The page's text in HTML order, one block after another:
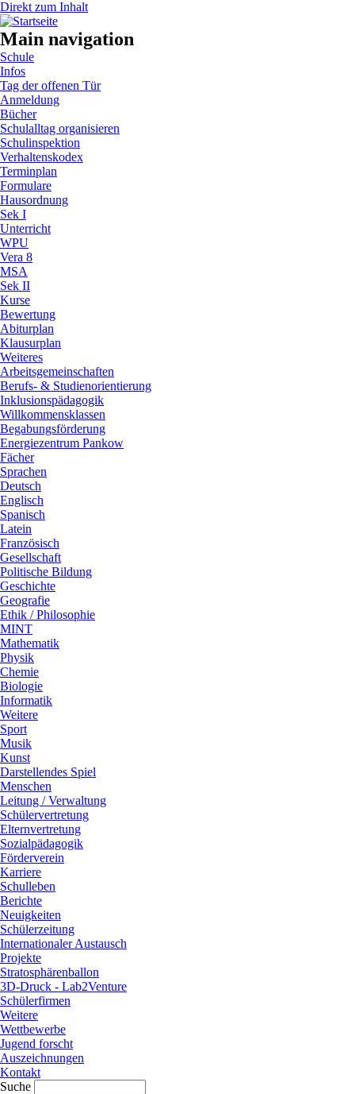
Direkt zum Inhalt
Main navigation
Schule
Infos
Tag der offenen Tür
Anmeldung
Bücher
Schulalltag organisieren
Schulinspektion
Verhaltenskodex
Terminplan
Formulare
Hausordnung
Sek I
Unterricht
WPU
Vera 8
MSA
Sek II
Kurse
Bewertung
Abiturplan
Klausurplan
Weiteres
Arbeitsgemeinschaften
Berufs- & Studienorientierung
Inklusionspädagogik
Willkommensklassen
Begabungsförderung
Energiezentrum Pankow
Fächer
Sprachen
Deutsch
Englisch
Spanisch
Latein
Französisch
Gesellschaft
Politische Bildung
Geschichte
Geografie
Ethik / Philosophie
MINT
Mathematik
Physik
Chemie
Biologie
Informatik
Weitere
Sport
Musik
Kunst
Darstellendes Spiel
Menschen
Leitung / Verwaltung
Schülervertretung
Elternvertretung
Sozialpädagogik
Förderverein
Karriere
Schulleben
Berichte
Neuigkeiten
Schülerzeitung
Internationaler Austausch
Projekte
Stratosphärenballon
3D-Druck - Lab2Venture
Schülerfirmen
Weitere
Wettbewerbe
Jugend forscht
Auszeichnungen
Kontakt
Suche